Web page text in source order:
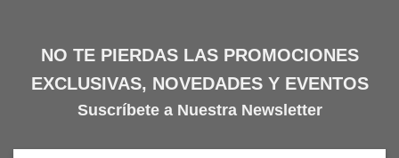
NO TE PIERDAS LAS PROMOCIONES
EXCLUSIVAS, NOVEDADES Y EVENTOS
Suscríbete a Nuestra Newsletter